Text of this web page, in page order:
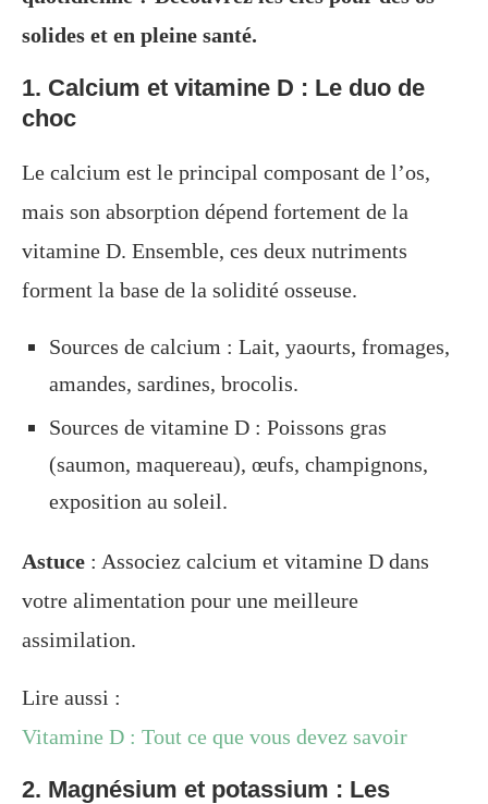
solides et en pleine santé.
1. Calcium et vitamine D : Le duo de
choc
Le calcium est le principal composant de l’os,
mais son absorption dépend fortement de la
vitamine D. Ensemble, ces deux nutriments
forment la base de la solidité osseuse.
Sources de calcium : Lait, yaourts, fromages,
amandes, sardines, brocolis.
Sources de vitamine D : Poissons gras
(saumon, maquereau), œufs, champignons,
exposition au soleil.
Astuce : Associez calcium et vitamine D dans
votre alimentation pour une meilleure
assimilation.
Lire aussi :
Vitamine D : Tout ce que vous devez savoir
2. Magnésium et potassium : Les